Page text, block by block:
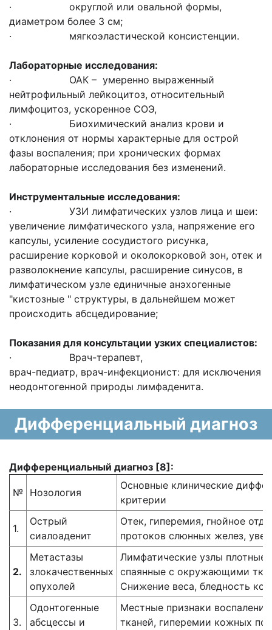
· округлой или овальной формы,
диаметром более 3 см;
· мягкоэластической консистенции.
Лабораторные исследования:
· ОАК – умеренно выраженный
нейтрофильный лейкоцитоз, относительный
лимфоцитоз, ускоренное СОЭ,
· Биохимический анализ крови и
отклонения от нормы характерные для острой
фазы воспаления; при хронических формах
лабораторные исследования без изменений.
Инструментальные исследования:
· УЗИ лимфатических узлов лица и шеи:
увеличение лимфатического узла, напряжение его
капсулы, усиление сосудистого рисунка,
расширение корковой и околокорковой зон, отек и
разволокнение капсулы, расширение синусов, в
лимфатическом узле единичные анэхогенные
"кистозные " структуры, в дальнейшем может
происходить абсцедирование;
Показания для консультации узких специалистов:
· Врач-терапевт,
врач-педиатр, врач-инфекционист: для исключения
неодонтогенной природы лимфаденита.
Дифференциальный диагноз
Дифференциальный диагноз [8] :
№ Нозология
Основные клинические
критерии
1.
Острый
сиалоаденит
Отек, гиперемия, гнойное
протоков слюнных желез,
2.
Метастазы
злокачественных
опухолей
Лимфатические узлы
спаянные с окружающими
Снижение веса, бледность
3.
Одонтогенные
абсцессы и
Местные признаки
тканей, гиперемии кожных